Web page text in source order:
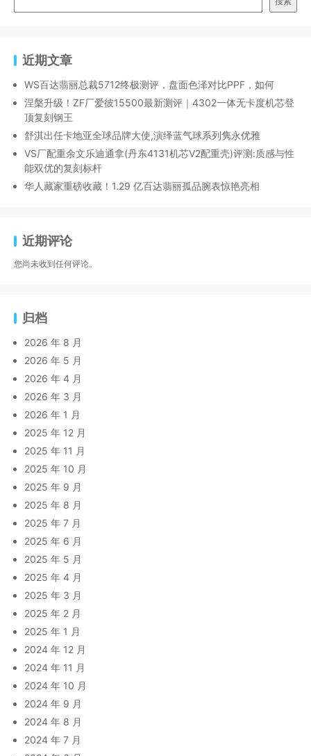
近期文章
WS百达翡丽总裁5712终极测评，盘面色泽对比PPF，如何
涅槃升级！ZF厂爱彼15500最新测评｜4302一体无卡度机芯登
顶复刻钢王
舒淇出任卡地亚全球品牌大使,演绎蓝气球系列隽永优雅
VS厂配重余文乐迪通拿(丹东4131机芯V2配重壳)评测:质感与性
能双优的复刻标杆
华人藏家重磅收藏！1.29 亿百达翡丽孤品腕表惊艳亮相
近期评论
您尚未收到任何评论。
归档
2026 年 8 月
2026 年 5 月
2026 年 4 月
2026 年 3 月
2026 年 1 月
2025 年 12 月
2025 年 11 月
2025 年 10 月
2025 年 9 月
2025 年 8 月
2025 年 7 月
2025 年 6 月
2025 年 5 月
2025 年 4 月
2025 年 3 月
2025 年 2 月
2025 年 1 月
2024 年 12 月
2024 年 11 月
2024 年 10 月
2024 年 9 月
2024 年 8 月
2024 年 7 月